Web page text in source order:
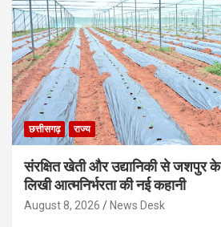
छत्तीसगढ़ राज्य
संरक्षित खेती और उद्यानिकी से जशपुर
लिखी आत्मनिर्भरता की नई कहानी
August 8, 2026 News Desk